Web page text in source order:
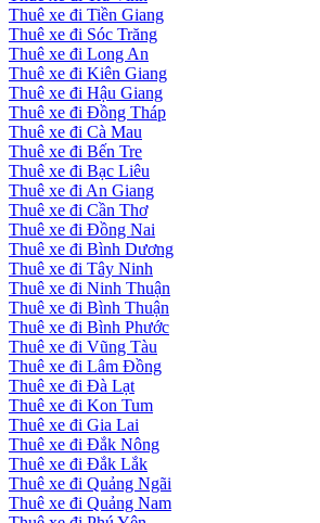
Thuê xe đi Tiền Giang
Thuê xe đi Sóc Trăng
Thuê xe đi Long An
Thuê xe đi Kiên Giang
Thuê xe đi Hậu Giang
Thuê xe đi Đồng Tháp
Thuê xe đi Cà Mau
Thuê xe đi Bến Tre
Thuê xe đi Bạc Liêu
Thuê xe đi An Giang
Thuê xe đi Cần Thơ
Thuê xe đi Đồng Nai
Thuê xe đi Bình Dương
Thuê xe đi Tây Ninh
Thuê xe đi Ninh Thuận
Thuê xe đi Bình Thuận
Thuê xe đi Bình Phước
Thuê xe đi Vũng Tàu
Thuê xe đi Lâm Đồng
Thuê xe đi Đà Lạt
Thuê xe đi Kon Tum
Thuê xe đi Gia Lai
Thuê xe đi Đắk Nông
Thuê xe đi Đắk Lắk
Thuê xe đi Quảng Ngãi
Thuê xe đi Quảng Nam